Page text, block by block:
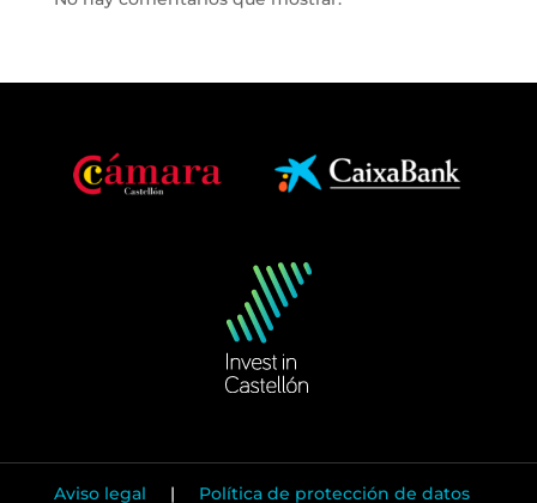
Aviso legal | Política de protección de datos